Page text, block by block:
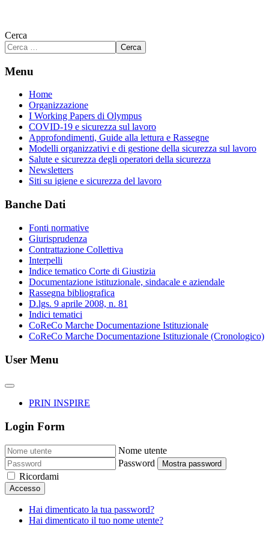
Cerca
Cerca
Menu
Home
Organizzazione
I Working Papers di Olympus
COVID-19 e sicurezza sul lavoro
Approfondimenti, Guide alla lettura e Rassegne
Modelli organizzativi e di gestione della sicurezza sul lavoro
Salute e sicurezza degli operatori della sicurezza
Newsletters
Siti su igiene e sicurezza del lavoro
Banche Dati
Fonti normative
Giurisprudenza
Contrattazione Collettiva
Interpelli
Indice tematico Corte di Giustizia
Documentazione istituzionale, sindacale e aziendale
Rassegna bibliografica
D.lgs. 9 aprile 2008, n. 81
Indici tematici
CoReCo Marche Documentazione Istituzionale
CoReCo Marche Documentazione Istituzionale (Cronologico)
User Menu
PRIN INSPIRE
Login Form
Nome utente
Password
Mostra password
Ricordami
Accesso
Hai dimenticato la tua password?
Hai dimenticato il tuo nome utente?